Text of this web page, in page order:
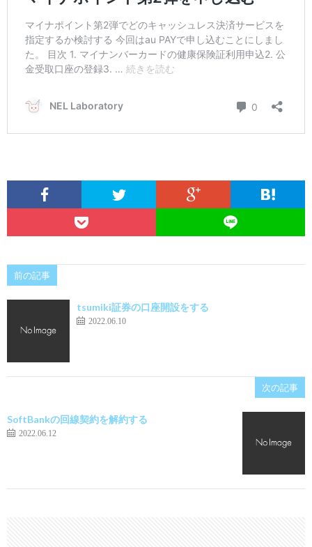
前の記事
tsumiki証券の口座開設をする
2022.06.10
次の記事
SoftBankの回線契約を解約する
2022.06.12